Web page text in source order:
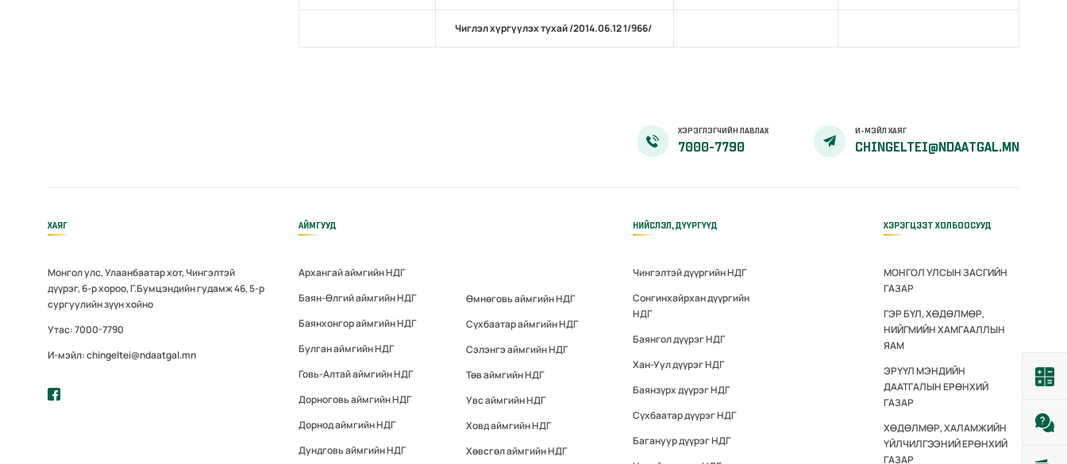
Чиглэл хүргүүлэх тухай /2014.06.12 1/966/
ХЭРЭГЛЭГЧИЙН ЛАВЛАХ
7000-7790
И-МЭЙЛ ХАЯГ
CHINGELTEI@NDAATGAL.MN
ХАЯГ
Монгол улс, Улаанбаатар хот, Чингэлтэй
дүүрэг, 6-р хороо, Г.Бумцэндийн гудамж 46, 5-р
сургуулийн зүүн хойно
Утас: 7000-7790
И-мэйл: chingeltei@ndaatgal.mn
АЙМГУУД
Архангай аймгийн НДГ
Баян-Өлгий аймгийн НДГ
Баянхонгор аймгийн НДГ
Булган аймгийн НДГ
Говь-Алтай аймгийн НДГ
Дорноговь аймгийн НДГ
Дорнод аймгийн НДГ
Дундговь аймгийн НДГ
Өмнөговь аймгийн НДГ
Сүхбаатар аймгийн НДГ
Сэлэнгэ аймгийн НДГ
Төв аймгийн НДГ
Увс аймгийн НДГ
Ховд аймгийн НДГ
Хөвсгөл аймгийн НДГ
НИЙСЛЭЛ, ДҮҮРГҮҮД
Чингэлтэй дүүргийн НДГ
Сонгинхайрхан дүүргийн
НДГ
Баянгол дүүрэг НДГ
Хан-Уул дүүрэг НДГ
Баянзүрх дүүрэг НДГ
Сүхбаатар дүүрэг НДГ
Багануур дүүрэг НДГ
ХЭРЭГЦЭЭТ ХОЛБООСУУД
МОНГОЛ УЛСЫН ЗАСГИЙН
ГАЗАР
ГЭР БҮЛ, ХӨДӨЛМӨР,
НИЙГМИЙН ХАМГААЛЛЫН
ЯАМ
ЭРҮҮЛ МЭНДИЙН
ДААТГАЛЫН ЕРӨНХИЙ
ГАЗАР
ХӨДӨЛМӨР, ХАЛАМЖИЙН
ҮЙЛЧИЛГЭЭНИЙ ЕРӨНХИЙ
ГАЗАР